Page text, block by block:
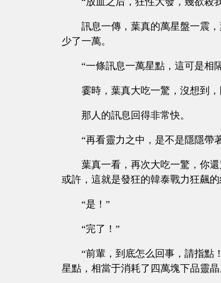
訊息一傳，葉真的萬星盤一震
少了一萬。
“一條訊息一萬星點，這可是相
霎時，葉真大吃一驚，沒想到
那人的訊息回得非常快。
“再看靈力之中，是不是隱隱帶
葉真一看，再次大吃一驚，你
或許，這就是發狂的韓泰戰力狂飆
“是！”
“完了！”
“前輩，到底怎么回事，請指點
星點，相當于消耗了四萬塊下品靈